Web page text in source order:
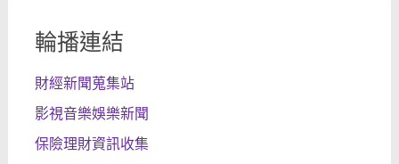
輪播連結
財經新聞蒐集站
影視音樂娛樂新聞
保險理財資訊收集